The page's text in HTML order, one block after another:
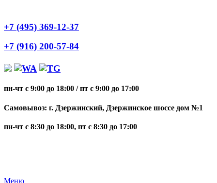
+7 (495) 369-12-37
+7 (916) 200-57-84
пн-чт с 9:00 до 18:00 /пт с 9:00 до 17:00
Самовывоз: г. Дзержинский, Дзержинское шоссе дом №1
пн-чт с 8:30 до 18:00, пт с 8:30 до 17:00
Меню